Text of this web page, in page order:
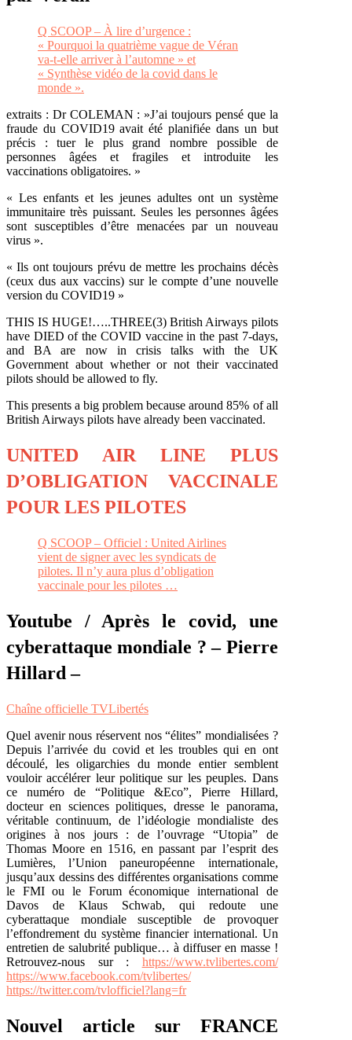
Q SCOOP – À lire d’urgence :
« Pourquoi la quatrième vague de Véran
va-t-elle arriver à l’automne » et
« Synthèse vidéo de la covid dans le
monde ».
extraits : Dr COLEMAN : »J’ai toujours pensé que la
fraude du COVID19 avait été planifiée dans un but
précis : tuer le plus grand nombre possible de
personnes âgées et fragiles et introduite les
vaccinations obligatoires. »
« Les enfants et les jeunes adultes ont un système
immunitaire très puissant. Seules les personnes âgées
sont susceptibles d’être menacées par un nouveau
virus ».
« Ils ont toujours prévu de mettre les prochains décès
(ceux dus aux vaccins) sur le compte d’une nouvelle
version du COVID19 »
THIS IS HUGE!…..THREE(3) British Airways pilots
have DIED of the COVID vaccine in the past 7-days,
and BA are now in crisis talks with the UK
Government about whether or not their vaccinated
pilots should be allowed to fly.
This presents a big problem because around 85% of all
British Airways pilots have already been vaccinated.
UNITED AIR LINE PLUS
D’OBLIGATION VACCINALE
POUR LES PILOTES
Q SCOOP – Officiel : United Airlines
vient de signer avec les syndicats de
pilotes. Il n’y aura plus d’obligation
vaccinale pour les pilotes …
Youtube / Après le covid, une
cyberattaque mondiale ? – Pierre
Hillard –
Chaîne officielle TVLibertés
Quel avenir nous réservent nos “élites” mondialisées ?
Depuis l’arrivée du covid et les troubles qui en ont
découlé, les oligarchies du monde entier semblent
vouloir accélérer leur politique sur les peuples. Dans
ce numéro de “Politique &Eco”, Pierre Hillard,
docteur en sciences politiques, dresse le panorama,
véritable continuum, de l’idéologie mondialiste des
origines à nos jours : de l’ouvrage “Utopia” de
Thomas Moore en 1516, en passant par l’esprit des
Lumières, l’Union paneuropéenne internationale,
jusqu’aux dessins des différentes organisations comme
le FMI ou le Forum économique international de
Davos de Klaus Schwab, qui redoute une
cyberattaque mondiale susceptible de provoquer
l’effondrement du système financier international. Un
entretien de salubrité publique… à diffuser en masse !
Retrouvez-nous sur : https://www.tvlibertes.com/
https://www.facebook.com/tvlibertes/
https://twitter.com/tvlofficiel?lang=fr
Nouvel article sur FRANCE